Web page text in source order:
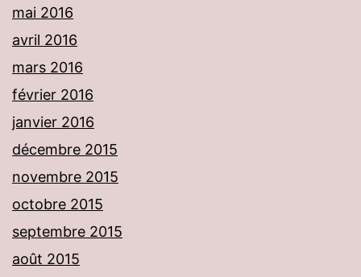
mai 2016
avril 2016
mars 2016
février 2016
janvier 2016
décembre 2015
novembre 2015
octobre 2015
septembre 2015
août 2015